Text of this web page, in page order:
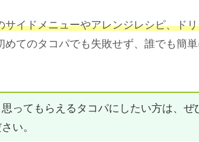
サイドメニューやアレンジレシピ、ド
めてのタコパでも失敗せず、誰でも簡
思ってもらえるタコパにしたい方は、ぜ
い。